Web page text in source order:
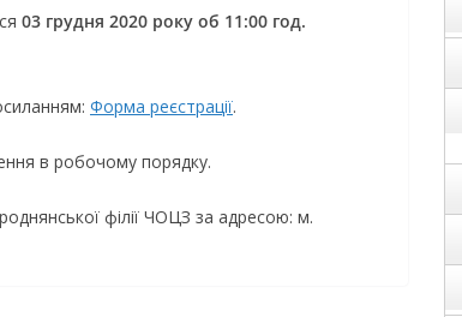
03 грудня 2020 року об 11:00 год.
Форма реєстрації.
в робочому порядку.
філії ЧОЦЗ за адресою: м.